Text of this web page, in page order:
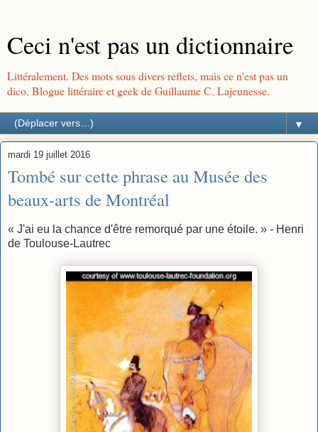
Ceci n'est pas un dictionnaire
Littéralement. Des mots sous divers reflets, mais ce n'est pas un
dico. Blogue littéraire et geek de Guillaume C. Lajeunesse.
▼
mardi 19 juillet 2016
Tombé sur cette phrase au Musée des
beaux-arts de Montréal
« J'ai eu la chance d'être remorqué par une étoile. » - Henri
de Toulouse-Lautrec